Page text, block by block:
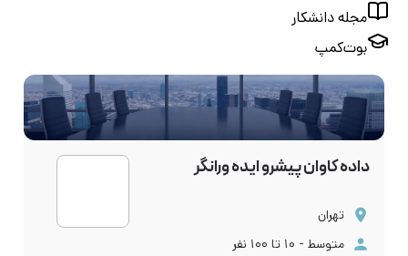
مجله دانشکار
بوت‌کمپ
داده کاوان پیشرو ایده ورانگر
تهران
متوسط - ۱۰ تا ۱۰۰ نفر